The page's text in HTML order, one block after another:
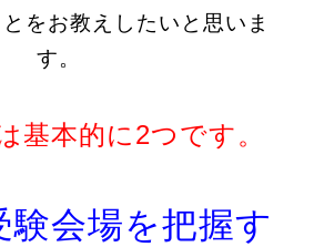
をお教えしたいと思いま
す。
基本的に2つです。
験会場を把握す